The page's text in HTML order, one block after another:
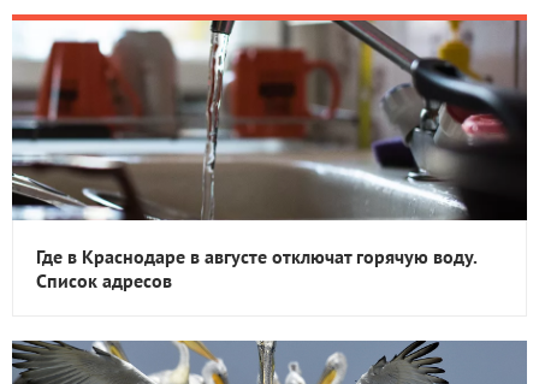
Где в Краснодаре в августе отключат горячую воду.
Список адресов